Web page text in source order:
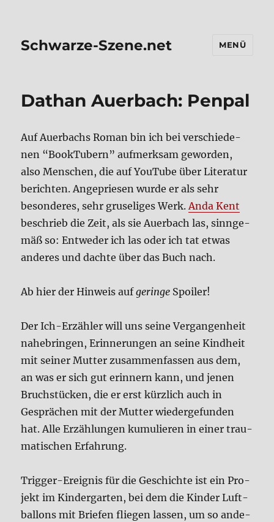
Schwarze-Szene.net MENÜ
Dathan Auer­bach: Pen­pal
Auf Auer­bachs Roman bin ich bei ver­schie­de­
nen “Book­Tu­bern” auf­merk­sam gewor­den,
also Men­schen, die auf You­Tube über Lite­ra­tur
berich­ten. Ange­prie­sen wur­de er als sehr
beson­de­res, sehr gru­se­li­ges Werk.Anda Kent
beschrieb die Zeit, als sie Auer­bach las, sinn­ge­
mäß so: Ent­we­der ich las oder ich tat etwas
ande­res und dach­te über das Buch nach.
Ab hier der Hin­weis aufgerin­ge Spoi­ler!
Der Ich-Erzäh­ler will uns sei­ne Ver­gan­gen­heit
nahe­brin­gen, Erin­ne­run­gen an sei­ne Kind­heit
mit sei­ner Mut­ter zusam­men­fas­sen aus dem,
an was er sich gut erin­nern kann, und jenen
Bruch­stücken, die er erst kürz­lich auch in
Gesprä­chen mit der Mut­ter wie­der­ge­fun­den
hat. Alle Erzäh­lun­gen kumu­lie­ren in einer trau­
ma­ti­schen Erfah­rung.
Trig­ger-Ereig­nis für die Geschich­te ist ein Pro­
jekt im Kin­der­gar­ten, bei dem die Kin­der Luft­
bal­lons mit Brie­fen flie­gen las­sen, um so ande­